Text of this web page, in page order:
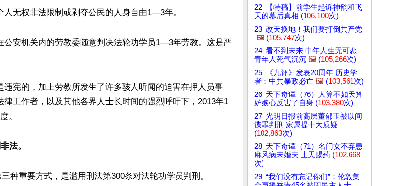
人无权非法限制或剥夺公民的人身自由1—3年。
公安机关内的劳教委随意判决法轮功学员1—3年劳教。这是严
违宪的，加上劳教所发生了许多骇人听闻的迫害在押人员事
工作者，以及其他各界人士长时间的强烈呼吁下，2013年1
。
法。
种重要方式，是滥用刑法第300条对法轮功学员判刑。
22. 【特稿】前学生起诉神韵和飞
天的幕后真相 (106,100次)
23. 改天换地！我们要打倒共产党
🖼️ (105,747次)
24. 看不到未来 中年人生无可恋
青年人死气沉沉 🖼️ (105,266次)
25. 《九评》发表20周年 历史学
者：中共暴政必亡 🖼️ (103,561次)
26. 天下奇谭（76）人算不如天算
妒嫉心反害了自身 (103,380次)
27. 光明日报前高层董郁玉被以间
谍罪判刑 家属提十大质疑
(102,863次)
28. 天下奇谭（71）名门女不弃患
麻风病未婚夫 上天赐药 (102,668
次)
29. “我们没有忘记你们”：伦敦集